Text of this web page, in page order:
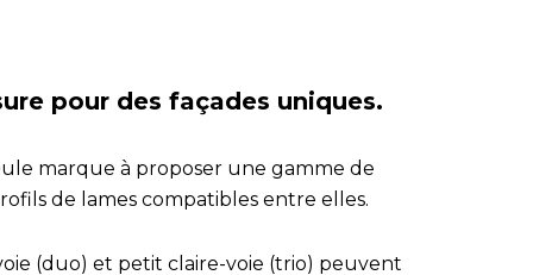
pour des façades uniques.
marque à proposer une gamme de
de lames compatibles entre elles.
(duo) et petit claire-voie (trio) peuvent